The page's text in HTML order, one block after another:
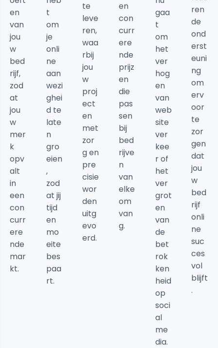
en
van
jou
w
bed
rijf,
zod
at
jou
w
mer
k
opv
alt
in
een
con
curr
ere
nde
mar
kt.
t
om
je
onli
ne
aan
wezi
ghei
d te
late
n
gro
eien
,
zod
at jij
tijd
en
mo
eite
bes
paa
rt.
te
leve
ren,
waa
rbij
jou
w
proj
ect
en
met
zor
g en
pre
cisie
wor
den
uitg
evo
erd.
en
con
curr
ere
nde
prijz
en
die
pas
sen
bij
bed
rijve
n
van
elke
om
van
g.
gaa
t
om
het
ver
hog
en
van
web
site
ver
kee
r of
het
ver
grot
en
van
de
bet
rok
ken
heid
op
soci
al
me
dia.
ren
de
ond
erst
euni
ng
om
erv
oor
te
zor
gen
dat
jou
w
bed
rijf
onli
ne
suc
ces
vol
blijft
.